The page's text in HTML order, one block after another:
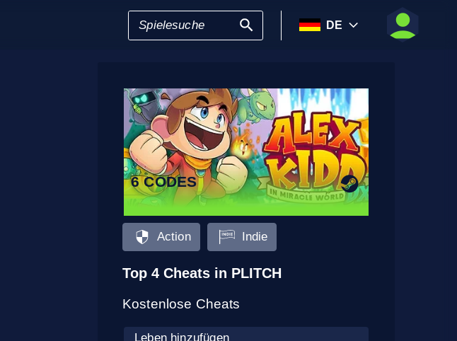
DE
6 CODES
Action Indie
Top 4 Cheats in PLITCH
Kostenlose Cheats
Leben hinzufügen